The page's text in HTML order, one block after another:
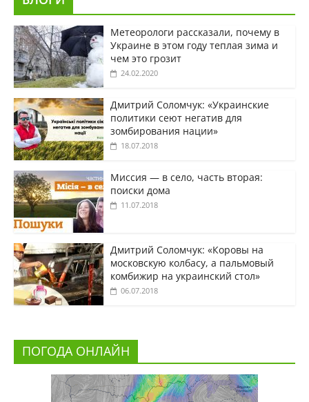
Метеорологи рассказали, почему в
Украине в этом году теплая зима и
чем это грозит
24.02.2020
Дмитрий Соломчук: «Украинские
политики сеют негатив для
зомбирования нации»
18.07.2018
Миссия — в село, часть вторая:
поиски дома
11.07.2018
Дмитрий Соломчук: «Коровы на
московскую колбасу, а пальмовый
комбижир на украинский стол»
06.07.2018
ПОГОДА ОНЛАЙН